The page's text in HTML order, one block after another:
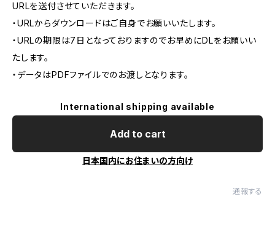
URLを送付させていただきます。
・URLからダウンロードはご自身でお願いいたします。
・URLの期限は7日となっておりますのでお早めにDLをお願いい
たします。
・データはPDFファイルでのお渡しとなります。
International shipping available
Add to cart
日本国内にお住まいの方向け
通報する